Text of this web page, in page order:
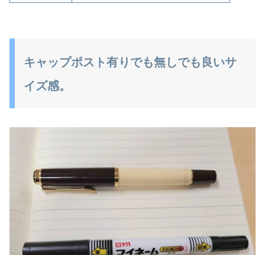
キャップポスト有りでも無しでも良いサ
イズ感。